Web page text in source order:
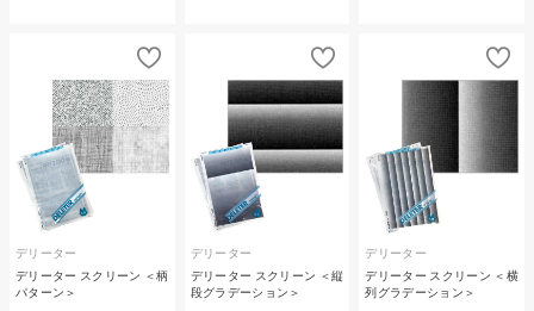
デリーター
デリーター スクリーン ＜柄
パターン＞
デリーター
デリーター スクリーン ＜縦
段グラデーション＞
デリーター
デリーター スクリーン ＜横
列グラデーション＞